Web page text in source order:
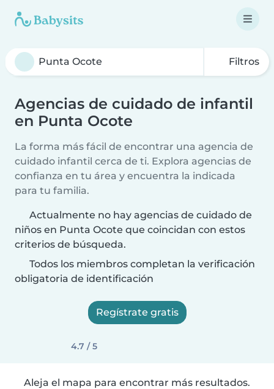
Filtros
Agencias de cuidado de infantil
en Punta Ocote
La forma más fácil de encontrar una agencia de
cuidado infantil cerca de ti. Explora agencias de
confianza en tu área y encuentra la indicada
para tu familia.
Actualmente no hay agencias de cuidado de
niños en Punta Ocote que coincidan con estos
criterios de búsqueda.
Todos los miembros completan la verificación
obligatoria de identificación
Regístrate gratis
4.7 / 5
Aleja el mapa para encontrar más resultados.